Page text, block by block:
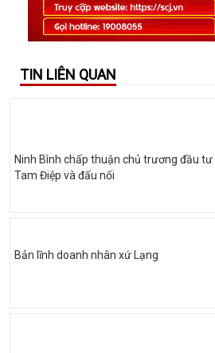
TIN LIÊN QUAN
Ninh Bình chấp thuận chủ trương đầu
Tam Điệp và đấu nối
Bản lĩnh doanh nhân xứ Lạng